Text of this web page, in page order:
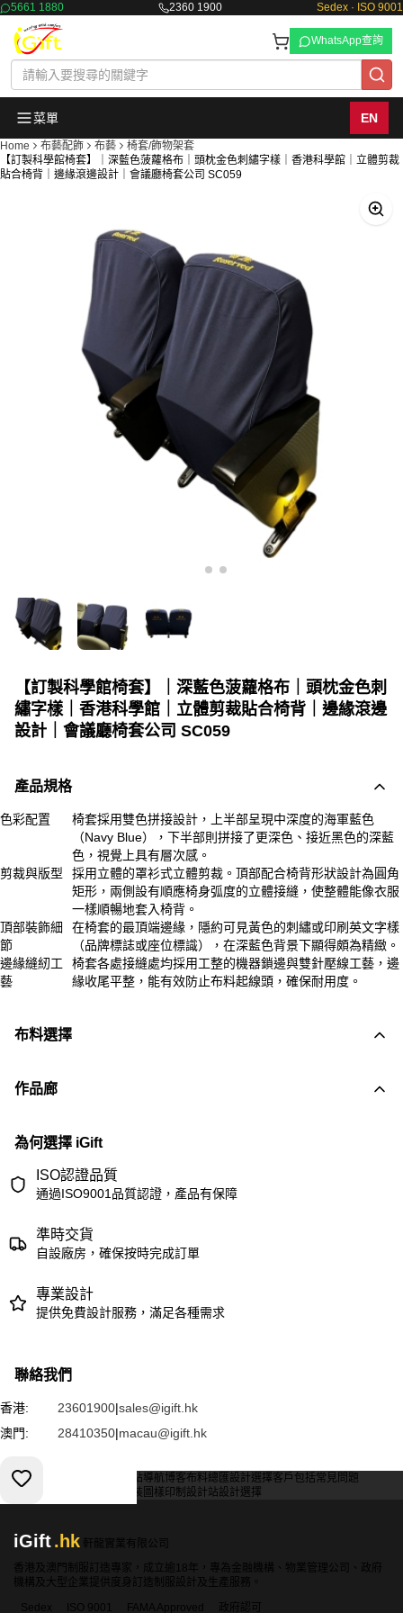
5661 1880 2360 1900 Sedex · ISO 9001
WhatsApp查詢
菜單 EN
Home 布藝配飾 布藝
椅套/飾物架套
【訂製科學館椅套】｜深藍色菠蘿格布｜頭枕金色刺繡字樣｜香港科學館｜立體剪裁
貼合椅背｜邊緣滾邊設計｜會議廳椅套公司 SC059
【訂製科學館椅套】｜深藍色菠蘿格布｜頭枕金色刺
繡字樣｜香港科學館｜立體剪裁貼合椅背｜邊緣滾邊
設計｜會議廳椅套公司 SC059
產品規格
色彩配置
椅套採用雙色拼接設計，上半部呈現中深度的海軍藍色
（Navy Blue），下半部則拼接了更深色、接近黑色的深藍
色，視覺上具有層次感。
剪裁與版型
採用立體的罩衫式立體剪裁。頂部配合椅背形狀設計為圓角
矩形，兩側設有順應椅身弧度的立體接縫，使整體能像衣服
一樣順暢地套入椅背。
頂部裝飾細
節
在椅套的最頂端邊緣，隱約可見黃色的刺繡或印刷英文字樣
（品牌標誌或座位標識），在深藍色背景下顯得頗為精緻。
邊緣縫紉工
藝
椅套各處接縫處均採用工整的機器鎖邊與雙針壓線工藝，邊
緣收尾平整，能有效防止布料起線頭，確保耐用度。
布料選擇
作品廊
為何選擇 iGift
ISO認證品質
通過ISO9001品質認證，產品有保障
準時交貨
自設廠房，確保按時完成訂單
專業設計
提供免費設計服務，滿足各種需求
聯絡我們
香港: 23601900|sales@igift.hk
澳門:
28410350|macau@igift.hk
服務條款 網站導航博客布料總匯設計選擇客戶包括常見問題
輔料包裝 圖樣印制 設計站設計選擇
iGift.hk
軒龍實業有限公司
香港及澳門制服訂造專家，成立逾18年，專為金融機構、物業管理公司、政府
機構及大型企業提供度身訂造制服設計及生產服務。
Sedex
ISO 9001 FAMA Approved 政府認可